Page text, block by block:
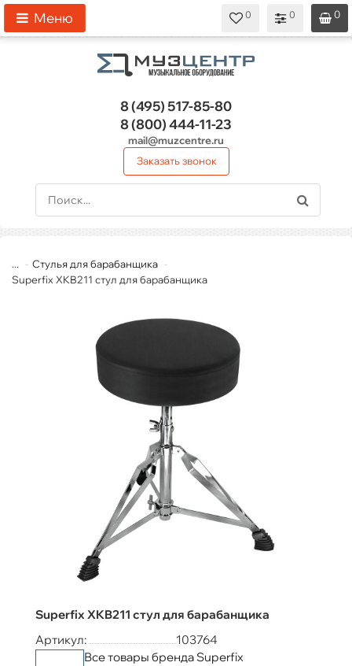
0
0
0
Меню
8 (495)517-85-80
8 (800)444-11-23
mail@muzcentre.ru
Заказать звонок
...
Стулья для барабанщика
Superfix XKB211 стул для барабанщика
Superfix XKB211 стул для барабанщика
Артикул:
103764
Все товары бренда Superfix